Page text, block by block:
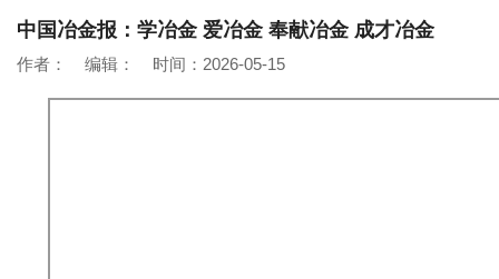
中国冶金报：学冶金 爱冶金 奉献冶金 成才冶金
作者： 编辑： 时间：2026-05-15